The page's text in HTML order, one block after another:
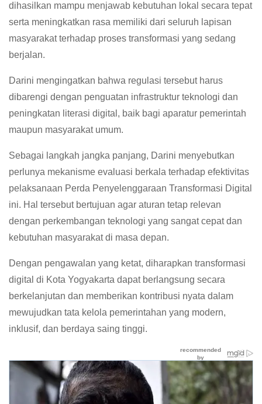
dihasilkan mampu menjawab kebutuhan lokal secara tepat
serta meningkatkan rasa memiliki dari seluruh lapisan
masyarakat terhadap proses transformasi yang sedang
berjalan.
Darini mengingatkan bahwa regulasi tersebut harus
dibarengi dengan penguatan infrastruktur teknologi dan
peningkatan literasi digital, baik bagi aparatur pemerintah
maupun masyarakat umum.
Sebagai langkah jangka panjang, Darini menyebutkan
perlunya mekanisme evaluasi berkala terhadap efektivitas
pelaksanaan Perda Penyelenggaraan Transformasi Digital
ini. Hal tersebut bertujuan agar aturan tetap relevan
dengan perkembangan teknologi yang sangat cepat dan
kebutuhan masyarakat di masa depan.
Dengan pengawalan yang ketat, diharapkan transformasi
digital di Kota Yogyakarta dapat berlangsung secara
berkelanjutan dan memberikan kontribusi nyata dalam
mewujudkan tata kelola pemerintahan yang modern,
inklusif, dan berdaya saing tinggi.